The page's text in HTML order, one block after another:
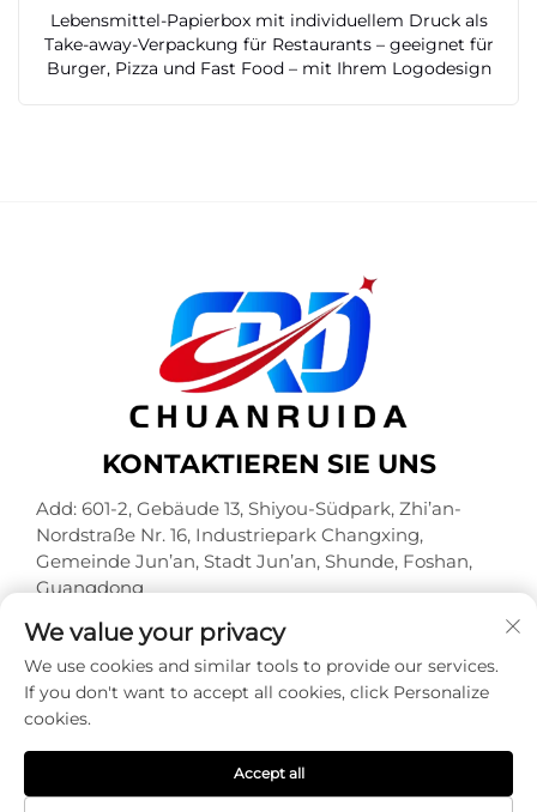
Lebensmittel-Papierbox mit individuellem Druck als
Take-away-Verpackung für Restaurants – geeignet für
Burger, Pizza und Fast Food – mit Ihrem Logodesign
KONTAKTIEREN SIE UNS
Add: 601-2, Gebäude 13, Shiyou-Südpark, Zhi’an-
Nordstraße Nr. 16, Industriepark Changxing,
Gemeinde Jun’an, Stadt Jun’an, Shunde, Foshan,
Guangdong
Tel.: +86-18320933590
E-Mail:[email protected]
Urheberrechte © Foshan Chuanruida Verpackung Co.,
Ltd. Alle Rechte vorbehalten -
We value your privacy
We use cookies and similar tools to provide our services.
If you don't want to accept all cookies, click Personalize
cookies.
Accept all